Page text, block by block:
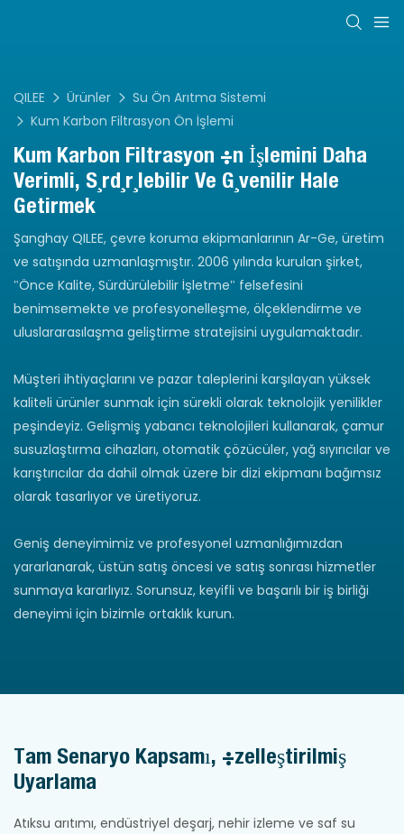
QILEE Ürünler
Su Ön Arıtma Sistemi
Kum Karbon Filtrasyon Ön İşlemi
Kum Karbon Filtrasyon Ön İşlemini Daha
Verimli, Sürdürülebilir Ve Güvenilir Hale
Getirmek
Şanghay QILEE, çevre koruma ekipmanlarının Ar-Ge, üretim
ve satışında uzmanlaşmıştır. 2006 yılında kurulan şirket,
"Önce Kalite, Sürdürülebilir İşletme" felsefesini
benimsemekte ve profesyonelleşme, ölçeklendirme ve
uluslararasılaşma geliştirme stratejisini uygulamaktadır.
Müşteri ihtiyaçlarını ve pazar taleplerini karşılayan yüksek
kaliteli ürünler sunmak için sürekli olarak teknolojik yenilikler
peşindeyiz. Gelişmiş yabancı teknolojileri kullanarak, çamur
susuzlaştırma cihazları, otomatik çözücüler, yağ sıyırıcılar ve
karıştırıcılar da dahil olmak üzere bir dizi ekipmanı bağımsız
olarak tasarlıyor ve üretiyoruz.
Geniş deneyimimiz ve profesyonel uzmanlığımızdan
yararlanarak, üstün satış öncesi ve satış sonrası hizmetler
sunmaya kararlıyız. Sorunsuz, keyifli ve başarılı bir iş birliği
deneyimi için bizimle ortaklık kurun.
Tam Senaryo Kapsamı, Özelleştirilmiş
Uyarlama
Atıksu arıtımı, endüstriyel deşarj, nehir izleme ve saf su